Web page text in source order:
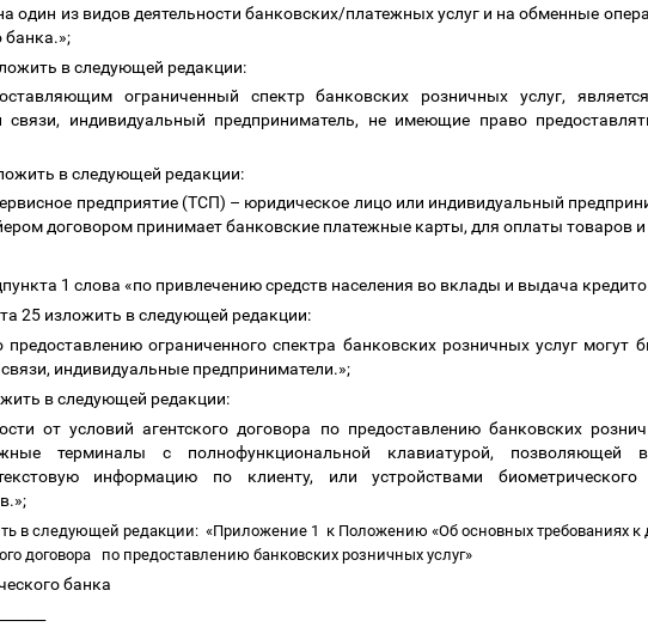
один из видов деятельности банковских/платежных услуг и на обменные
банка.»;
в следующей редакции:
ограниченный спектр банковских розничных услуг,
связи, индивидуальный предприниматель, не имеющие право
в следующей редакции:
предприятие (ТСП) – юридическое лицо или индивидуальный
договором принимает банковские платежные карты, для оплаты товаров и
1 слова «по привлечению средств населения во вклады и выдача
25 изложить в следующей редакции:
предоставлению ограниченного спектра банковских розничных услуг
индивидуальные предприниматели.»;
в следующей редакции:
от условий агентского договора по предоставлению банковских
терминалы с полнофункциональной клавиатурой, позволяющей
информацию по клиенту, или устройствами биометрического
в следующей редакции: «Приложение 1 к Положению «Об основных требованиях к
договора
по предоставлению банковских розничных услуг»
банка